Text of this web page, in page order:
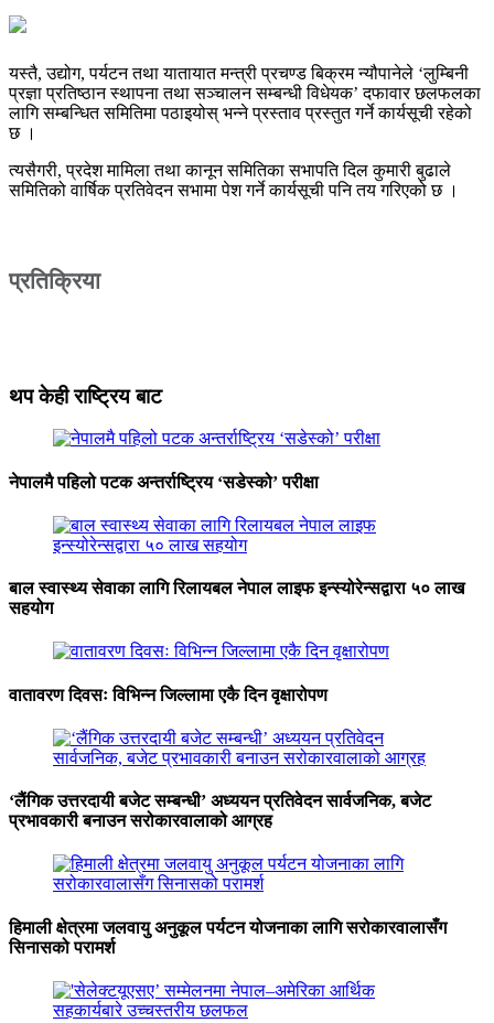
यस्तै, उद्योग, पर्यटन तथा यातायात मन्त्री प्रचण्ड बिक्रम न्यौपानेले ‘लुम्बिनी
प्रज्ञा प्रतिष्ठान स्थापना तथा सञ्चालन सम्बन्धी विधेयक’ दफावार छलफलका
लागि सम्बन्धित समितिमा पठाइयोस् भन्ने प्रस्ताव प्रस्तुत गर्ने कार्यसूची रहेको
छ ।
त्यसैगरी, प्रदेश मामिला तथा कानून समितिका सभापति दिल कुमारी बुढाले
समितिको वार्षिक प्रतिवेदन सभामा पेश गर्ने कार्यसूची पनि तय गरिएको छ ।
प्रतिक्रिया
थप केही राष्ट्रिय बाट
नेपालमै पहिलो पटक अन्तर्राष्ट्रिय ‘सडेस्को’ परीक्षा
बाल स्वास्थ्य सेवाका लागि रिलायबल नेपाल लाइफ इन्स्योरेन्सद्वारा ५० लाख
सहयोग
वातावरण दिवसः विभिन्न जिल्लामा एकै दिन वृक्षारोपण
‘लैंगिक उत्तरदायी बजेट सम्बन्धी’ अध्ययन प्रतिवेदन सार्वजनिक, बजेट
प्रभावकारी बनाउन सरोकारवालाको आग्रह
हिमाली क्षेत्रमा जलवायु अनुकूल पर्यटन योजनाका लागि सरोकारवालासँग
सिनासको परामर्श